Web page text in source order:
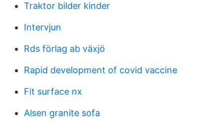
Traktor bilder kinder
Intervjun
Rds förlag ab växjö
Rapid development of covid vaccine
Fit surface nx
Alsen granite sofa